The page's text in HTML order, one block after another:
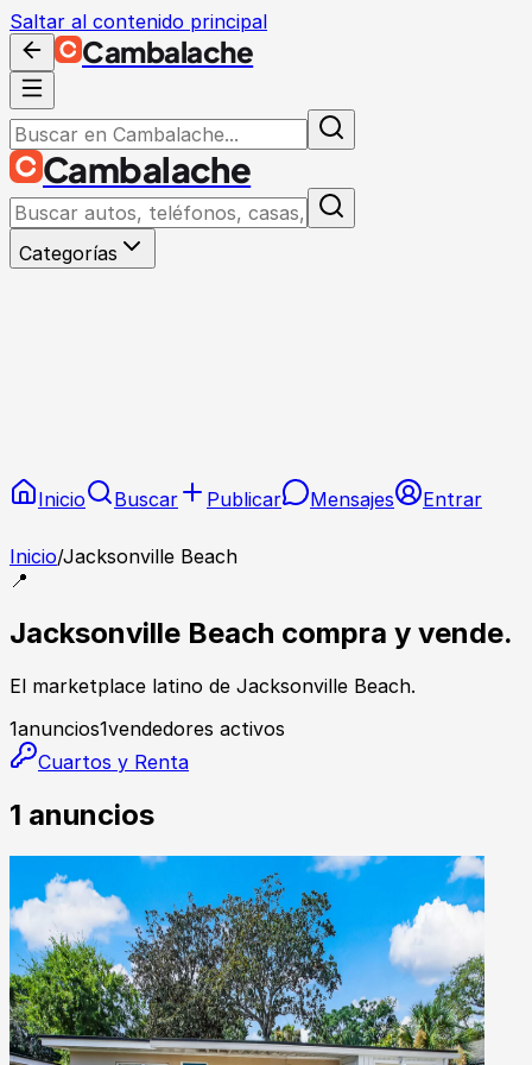
Saltar al contenido principal
Cambalache
Cambalache
Categorías
Inicio Buscar Publicar Mensajes Entrar
Inicio/Jacksonville Beach
📍
Jacksonville Beach compra y vende.
El marketplace latino de Jacksonville Beach.
1anuncios1vendedores activos
Cuartos y Renta
1 anuncios